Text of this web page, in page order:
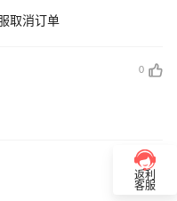
取消订单
0
0
返利
客服